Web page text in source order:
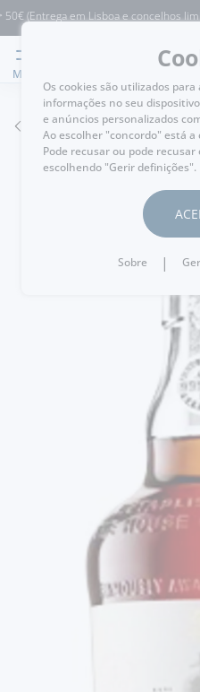
em Lisboa e concelhos
MENU
VOLTAR
Os cookies são utilizados
informações no seu
e anúncios personalizados
Ao escolher "concordo" está
Pode recusar ou pode
escolhendo "Gerir definições".
Sobre |